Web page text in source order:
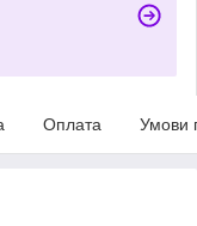
Оплата Умови